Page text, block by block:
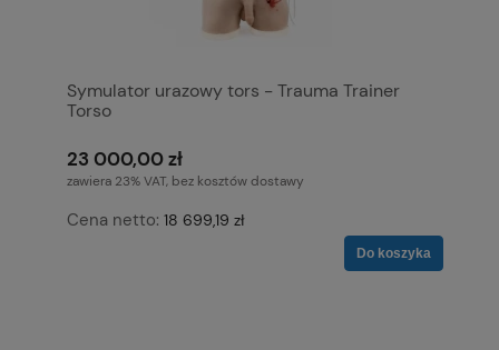
Symulator urazowy tors - Trauma Trainer
Torso
23 000,00 zł
zawiera 23% VAT, bez kosztów dostawy
Cena netto: 18 699,19 zł
Do koszyka